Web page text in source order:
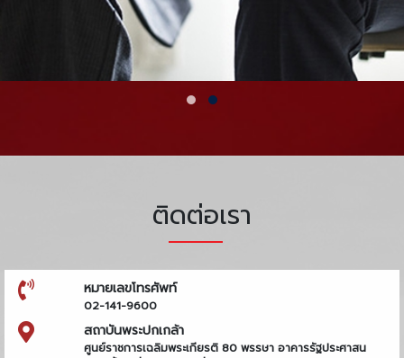
ติดต่อเรา
หมายเลขโทรศัพท์
02-141-9600
สถาบันพระปกเกล้า
ศูนย์ราชการเฉลิมพระเกียรติ 80 พรรษา อาคารรัฐประศาสน